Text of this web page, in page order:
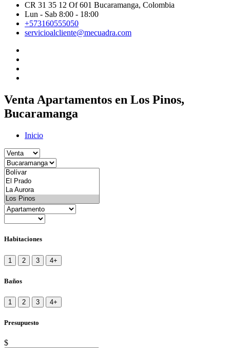
CR 31 35 12 Of 601 Bucaramanga, Colombia
Lun - Sab 8:00 - 18:00
+573160555050
servicioalcliente@mecuadra.com
Venta Apartamentos en Los Pinos,
Bucaramanga
Inicio
Habitaciones
1 2 3 4+
Baños
1 2 3 4+
Presupuesto
$